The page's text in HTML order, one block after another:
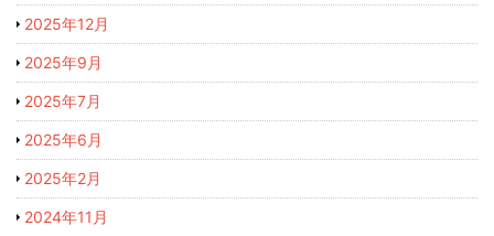
2025年12月
2025年9月
2025年7月
2025年6月
2025年2月
2024年11月